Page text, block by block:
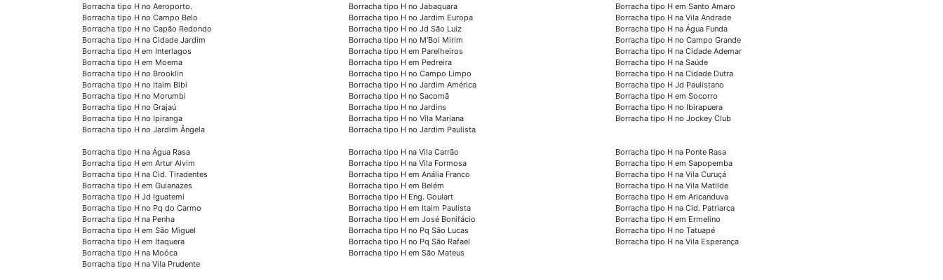
Borracha tipo H no Aeroporto.
Borracha tipo H no Campo Belo
Borracha tipo H no Capão Redondo
Borracha tipo H na Cidade Jardim
Borracha tipo H em Interlagos
Borracha tipo H em Moema
Borracha tipo H no Brooklin
Borracha tipo H no Itaim Bibi
Borracha tipo H no Morumbi
Borracha tipo H no Grajaú
Borracha tipo H no Ipiranga
Borracha tipo H no Jardim Ângela
Borracha tipo H no Jabaquara
Borracha tipo H no Jardim Europa
Borracha tipo H no Jd São Luiz
Borracha tipo H no M'Boi Mirim
Borracha tipo H em Parelheiros
Borracha tipo H em Pedreira
Borracha tipo H no Campo Limpo
Borracha tipo H no Jardim América
Borracha tipo H no Sacomã
Borracha tipo H no Jardins
Borracha tipo H no Vila Mariana
Borracha tipo H no Jardim Paulista
Borracha tipo H em Santo Amaro
Borracha tipo H na Vila Andrade
Borracha tipo H na Água Funda
Borracha tipo H no Campo Grande
Borracha tipo H na Cidade Ademar
Borracha tipo H na Saúde
Borracha tipo H na Cidade Dutra
Borracha tipo H Jd Paulistano
Borracha tipo H em Socorro
Borracha tipo H no Ibirapuera
Borracha tipo H no Jockey Club
Borracha tipo H na Água Rasa
Borracha tipo H em Artur Alvim
Borracha tipo H na Cid. Tiradentes
Borracha tipo H em Guianazes
Borracha tipo H Jd Iguatemi
Borracha tipo H no Pq do Carmo
Borracha tipo H na Penha
Borracha tipo H em São Miguel
Borracha tipo H em Itaquera
Borracha tipo H na Moóca
Borracha tipo H na Vila Prudente
Borracha tipo H na Vila Carrão
Borracha tipo H na Vila Formosa
Borracha tipo H em Anália Franco
Borracha tipo H em Belém
Borracha tipo H Eng. Goulart
Borracha tipo H em Itaim Paulista
Borracha tipo H em José Bonifácio
Borracha tipo H no Pq São Lucas
Borracha tipo H no Pq São Rafael
Borracha tipo H em São Mateus
Borracha tipo H na Ponte Rasa
Borracha tipo H em Sapopemba
Borracha tipo H na Vila Curuçá
Borracha tipo H na Vila Matilde
Borracha tipo H em Aricanduva
Borracha tipo H na Cid. Patriarca
Borracha tipo H em Ermelino
Borracha tipo H no Tatuapé
Borracha tipo H na Vila Esperança